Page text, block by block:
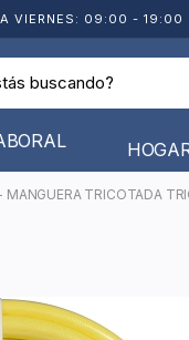
A VIERNES: 09:00 - 19:00
MANGUERA TRICOTADA